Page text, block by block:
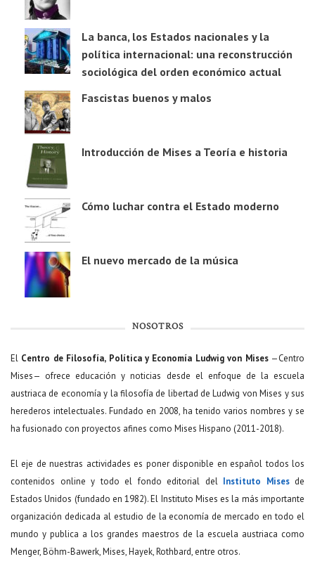
La banca, los Estados nacionales y la
política internacional: una reconstrucción
sociológica del orden económico actual
Fascistas buenos y malos
Introducción de Mises a Teoría e historia
Cómo luchar contra el Estado moderno
El nuevo mercado de la música
NOSOTROS
El Centro de Filosofía, Política y Economía Ludwig von Mises—Centro
Mises— ofrece educación y noticias desde el enfoque de la escuela
austriaca de economía y la filosofía de libertad de Ludwig von Mises y sus
herederos intelectuales. Fundado en 2008, ha tenido varios nombres y se
ha fusionado con proyectos afines como Mises Hispano (2011-2018).
El eje de nuestras actividades es poner disponible en español todos los
contenidos online y todo el fondo editorial del Instituto Misesde
Estados Unidos (fundado en 1982). El Instituto Mises es la más importante
organización dedicada al estudio de la economía de mercado en todo el
mundo y publica a los grandes maestros de la escuela austriaca como
Menger, Böhm-Bawerk, Mises, Hayek, Rothbard, entre otros.